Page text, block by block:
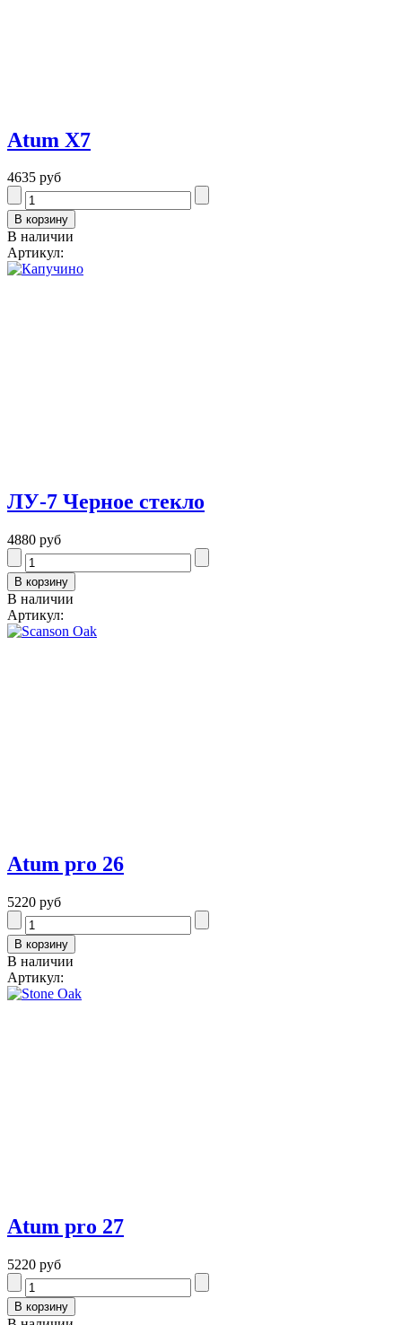
Atum Х7
4635 руб
В наличии
Артикул:
ЛУ-7 Черное стекло
4880 руб
В наличии
Артикул:
Atum pro 26
5220 руб
В наличии
Артикул:
Atum pro 27
5220 руб